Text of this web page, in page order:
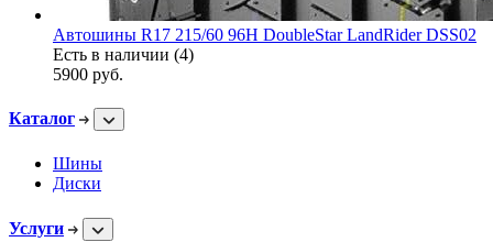
Автошины R17 215/60 96H DoubleStar LandRider DSS02
Есть в наличии (4)
5900 руб.
Каталог
Шины
Диски
Услуги